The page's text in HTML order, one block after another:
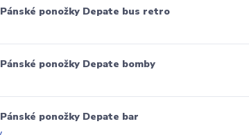
Pánské ponožky Depate bus retro
Pánské ponožky Depate bomby
Pánské ponožky Depate bar